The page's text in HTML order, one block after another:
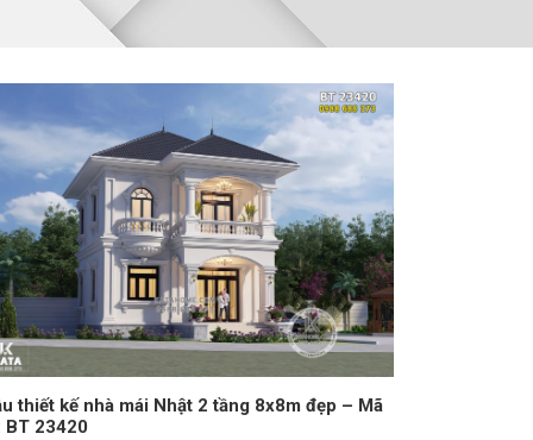
thiết kế nhà mái Nhật 2 tầng 8x8m đẹp – Mã
BT 23420